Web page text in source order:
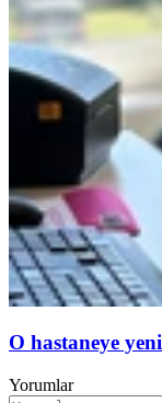
O hastaneye
Yorumlar